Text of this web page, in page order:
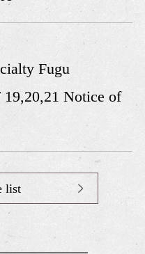
Fugu
19,20,21 Notice of
list